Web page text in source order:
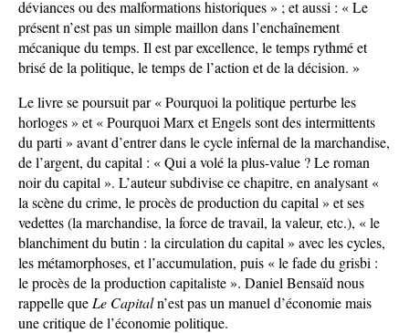
déviances ou des malformations historiques » ; et aussi : « Le
présent n’est pas un simple maillon dans l’enchaînement
mécanique du temps. Il est par excellence, le temps rythmé et
brisé de la politique, le temps de l’action et de la décision. »
Le livre se poursuit par « Pourquoi la politique perturbe les
horloges » et « Pourquoi Marx et Engels sont des intermittents
du parti » avant d’entrer dans le cycle infernal de la marchandise,
de l’argent, du capital : « Qui a volé la plus-value ? Le roman
noir du capital ». L’auteur subdivise ce chapitre, en analysant «
la scène du crime, le procès de production du capital » et ses
vedettes (la marchandise, la force de travail, la valeur, etc.), « le
blanchiment du butin : la circulation du capital » avec les cycles,
les métamorphoses, et l’accumulation, puis « le fade du grisbi :
le procès de la production capitaliste ». Daniel Bensaïd nous
rappelle que Le Capitaln’est pas un manuel d’économie mais
une critique de l’économie politique.